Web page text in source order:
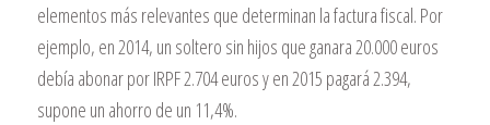
elementos más relevantes que determinan la factura fiscal. Por
ejemplo, en 2014, un soltero sin hijos que ganara 20.000 euros
debía abonar por IRPF 2.704 euros y en 2015 pagará 2.394,
supone un ahorro de un 11,4%.